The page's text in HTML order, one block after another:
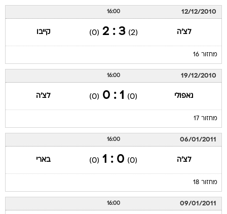
12/12/2010
16:00
לצ'ה (2)
3 : 2
(0) קייבו
מחזור 16
19/12/2010
16:00
נאפולי (0)
1 : 0
(0) לצ'ה
מחזור 17
06/01/2011
16:00
לצ'ה (0)
0 : 1
(0) בארי
מחזור 18
09/01/2011
16:00